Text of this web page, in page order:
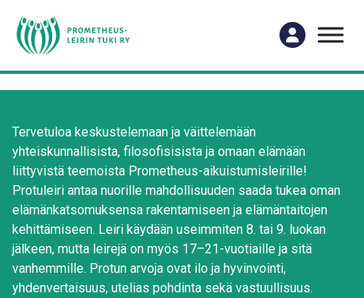
Tervetuloa keskustelemaan ja väittelemään
yhteiskunnallisista, filosofisisista ja omaan elämään
liittyvistä teemoista Prometheus-aikuistumisleirille!
Protuleiri antaa nuorille mahdollisuuden saada tukea oman
elämänkatsomuksensa rakentamiseen ja elämäntaitojen
kehittämiseen. Leiri käydään useimmiten 8. tai 9. luokan
jälkeen, mutta leirejä on myös 17–21-vuotiaille ja sitä
vanhemmille. Protun arvoja ovat ilo ja hyvinvointi,
yhdenvertaisuus, utelias pohdinta sekä vastuullisuus.